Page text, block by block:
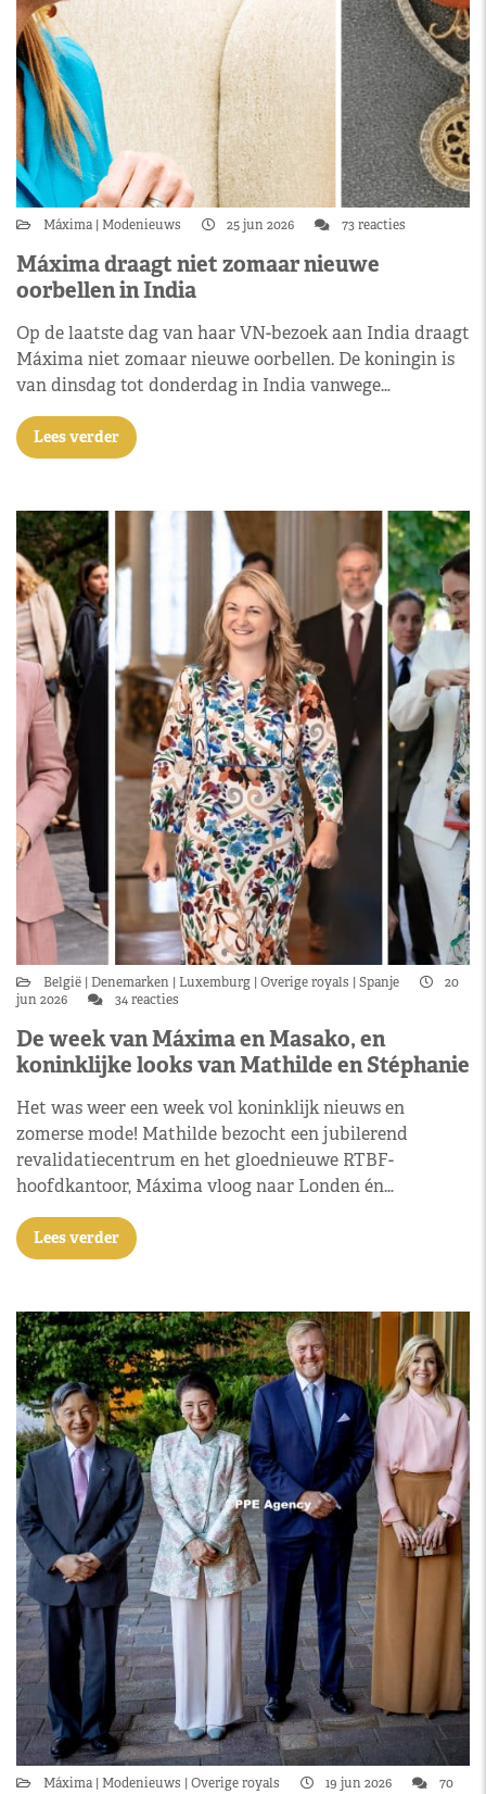
Máxima Modenieuws 25 jun 2026 73 reacties
Máxima draagt niet zomaar nieuwe
oorbellen in India
Op de laatste dag van haar VN-bezoek aan India draagt
Máxima niet zomaar nieuwe oorbellen. De koningin is
van dinsdag tot donderdag in India vanwege…
Lees verder
België Denemarken Luxemburg Overige royals Spanje
20
jun 2026
34 reacties
De week van Máxima en Masako, en
koninklijke looks van Mathilde en Stéphanie
Het was weer een week vol koninklijk nieuws en
zomerse mode! Mathilde bezocht een jubilerend
revalidatiecentrum en het gloednieuwe RTBF-
hoofdkantoor, Máxima vloog naar Londen én…
Lees verder
Máxima Modenieuws Overige royals 19 jun 2026
70